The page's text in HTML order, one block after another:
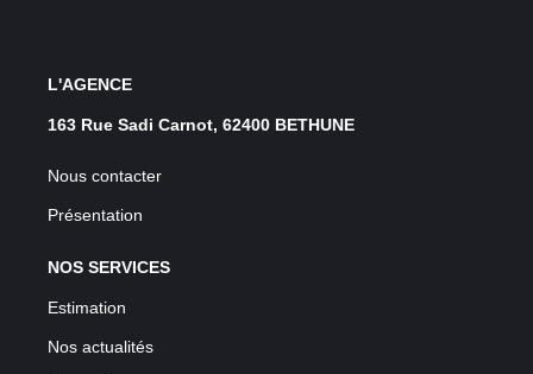
L'AGENCE
163 Rue Sadi Carnot, 62400 BETHUNE
Nous contacter
Présentation
NOS SERVICES
Estimation
Nos actualités